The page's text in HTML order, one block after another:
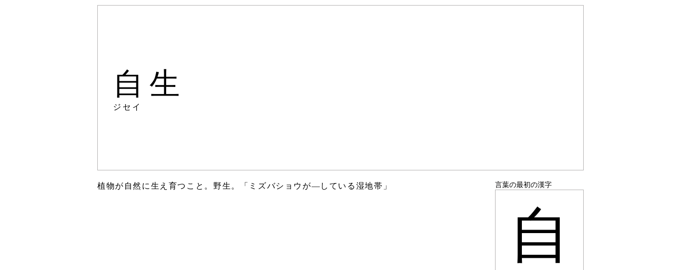
自生
ジセイ
植物が自然に生え育つこと。野生。「ミズバショウが―している湿地帯」 言葉の最初の漢字
自